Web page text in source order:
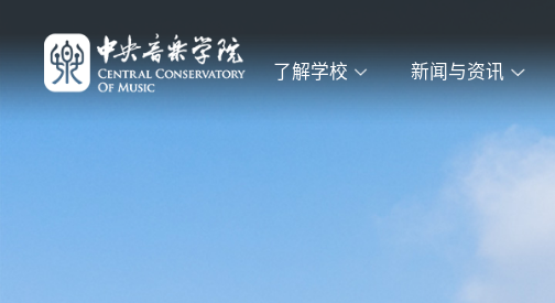
了解学校 新闻与资讯